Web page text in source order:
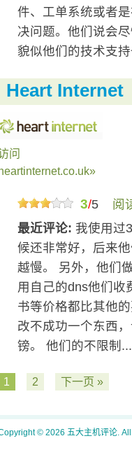
件、工单系统或者
决问题。他们说会
貌似他们的技术支
Heart Internet
问
heartinternet.co.uk»
3/5
阅
最近评论: 我使用过
候还非常好，后来
越慢。 另外，他们
用自己的dns他们收
书等价格都比其他
改不成功一个东西
镑。 他们的不限制
1 2 下一页 »
© 2026 五大主机评论.